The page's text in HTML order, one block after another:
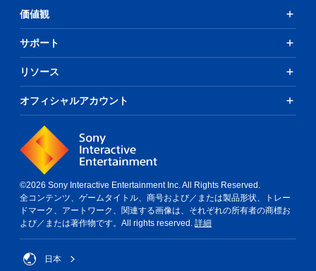
価値観
サポート
リソース
オフィシャルアカウント
©2026 Sony Interactive Entertainment Inc. All Rights Reserved.
全コンテンツ、ゲームタイトル、商号および／または製品形状、トレー
ドマーク、アートワーク、関連する画像は、それぞれの所有者の商標お
よび／または著作物です。All rights reserved. 詳細
日本